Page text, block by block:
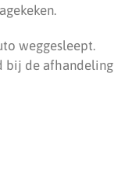
weggesleept.
bij de afhandeling